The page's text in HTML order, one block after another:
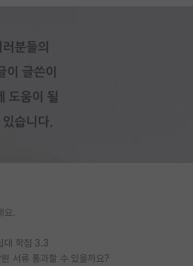
요.
대 학점 3.3
서류 통과할 수 있을까요?